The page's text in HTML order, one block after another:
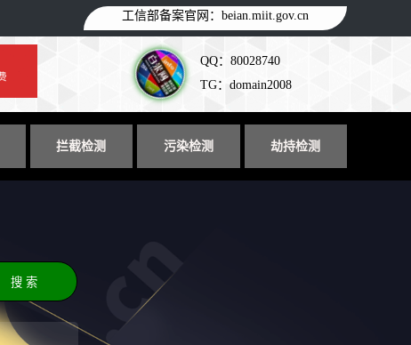
工信部备案官网： beian.miit.gov.cn
QQ：80028740
TG：domain2008
拦截检测 污染检测 劫持检测